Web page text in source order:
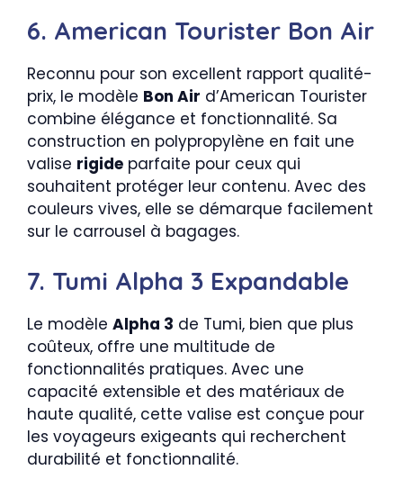
6. American Tourister Bon Air
Reconnu pour son excellent rapport qualité-
prix, le modèle Bon Air d’American Tourister
combine élégance et fonctionnalité. Sa
construction en polypropylène en fait une
valise rigide parfaite pour ceux qui
souhaitent protéger leur contenu. Avec des
couleurs vives, elle se démarque facilement
sur le carrousel à bagages.
7. Tumi Alpha 3 Expandable
Le modèle Alpha 3 de Tumi, bien que plus
coûteux, offre une multitude de
fonctionnalités pratiques. Avec une
capacité extensible et des matériaux de
haute qualité, cette valise est conçue pour
les voyageurs exigeants qui recherchent
durabilité et fonctionnalité.